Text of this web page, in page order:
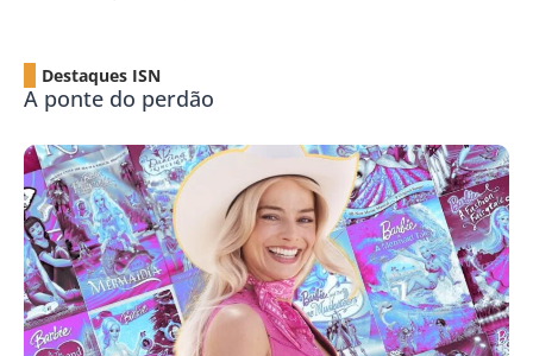
Destaques ISN
A ponte do perdão